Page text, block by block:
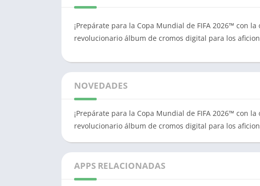
¡Prepárate para la Copa Mundial de FIFA 2026™ con
revolucionario álbum de cromos digital para los
NOVEDADES
¡Prepárate para la Copa Mundial de FIFA 2026™ con
revolucionario álbum de cromos digital para los
APPS RELACIONADAS